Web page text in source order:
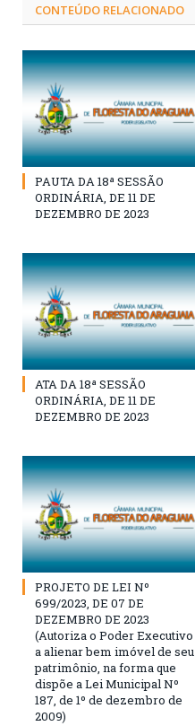
CONTEÚDO RELACIONADO
PAUTA DA 18ª SESSÃO
ORDINÁRIA, DE 11 DE
DEZEMBRO DE 2023
ATA DA 18ª SESSÃO
ORDINÁRIA, DE 11 DE
DEZEMBRO DE 2023
PROJETO DE LEI Nº
699/2023, DE 07 DE
DEZEMBRO DE 2023
(Autoriza o Poder Executivo
a alienar bem imóvel de seu
patrimônio, na forma que
dispõe a Lei Municipal Nº
187, de 1º de dezembro de
2009)